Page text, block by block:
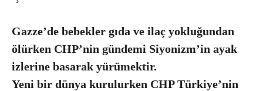
Gazze’de bebekler gıda ve ilaç yokluğundan
ölürken CHP’nin gündemi Siyonizm’in ayak
izlerine basarak yürümektir.
Yeni bir dünya kurulurken CHP Türkiye’nin